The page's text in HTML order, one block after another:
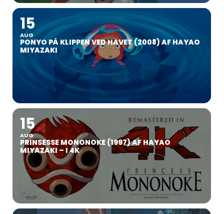
15
AUG
PONYO PÅ KLIPPEN VED HAVET (2008) AF HAYAO
MIYAZAKI
15
AUG
PRINSESSE MONONOKE (1997) AF HAYAO
MIYAZAKI – I 4K